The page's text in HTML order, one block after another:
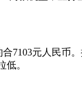
7103元人民币
。